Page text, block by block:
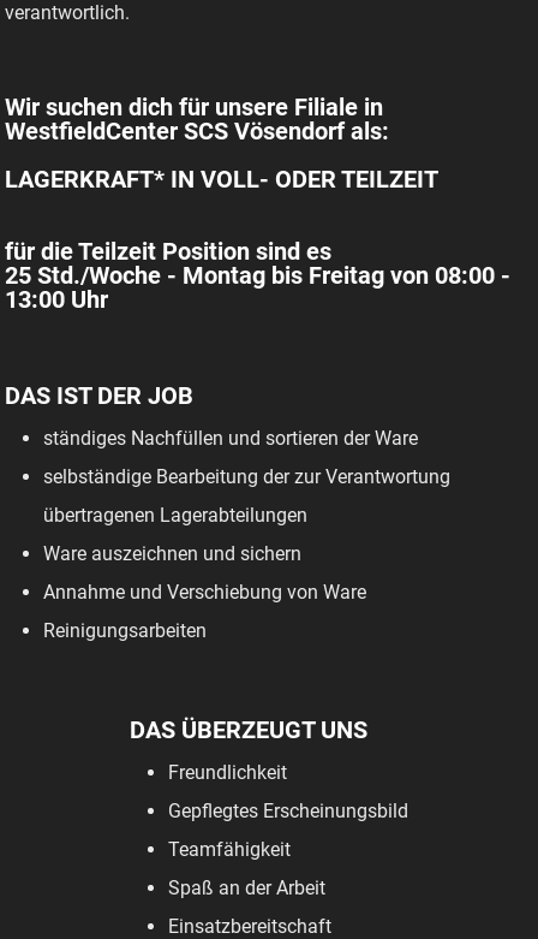
verantwortlich.
Wir suchen dich für unsere Filiale in
WestfieldCenter SCS Vösendorf als:
LAGERKRAFT* IN VOLL- ODER TEILZEIT
für die Teilzeit Position sind es
25 Std./Woche - Montag bis Freitag von 08:00 -
13:00 Uhr
DAS IST DER JOB
ständiges Nachfüllen und sortieren der Ware
selbständige Bearbeitung der zur Verantwortung
übertragenen Lagerabteilungen
Ware auszeichnen und sichern
Annahme und Verschiebung von Ware
Reinigungsarbeiten
DAS ÜBERZEUGT UNS
Freundlichkeit
Gepflegtes Erscheinungsbild
Teamfähigkeit
Spaß an der Arbeit
Einsatzbereitschaft